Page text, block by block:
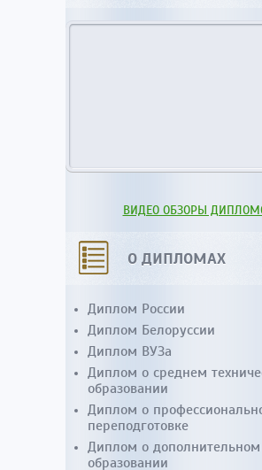
ВИДЕО ОБЗОРЫ
О ДИПЛОМАХ
Диплом России
Диплом Белоруссии
Диплом ВУЗа
Диплом о среднем
образовании
Диплом о
переподготовке
Диплом о дополнительном
образовании